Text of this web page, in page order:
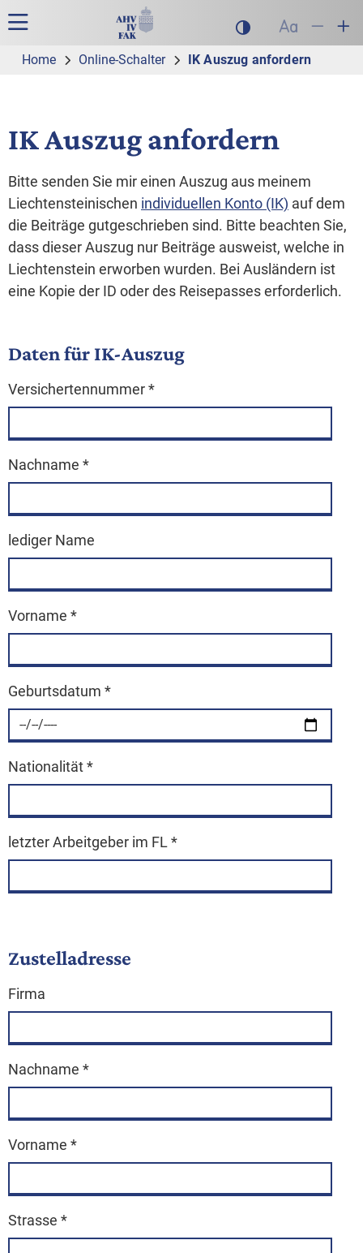
Zur Hauptnavigation
Zum Inhalt
Suche
Hauptnavigation Dunklen Modus
Schrift auf
Schrift
Home Online-Schalter IK Auszug anfordern
IK Auszug anfordern
Bitte senden Sie mir einen Auszug aus meinem
Liechtensteinischen individuellen Konto (IK) auf dem
die Beiträge gutgeschrieben sind. Bitte beachten Sie,
dass dieser Auszug nur Beiträge ausweist, welche in
Liechtenstein erworben wurden. Bei Ausländern ist
eine Kopie der ID oder des Reisepasses erforderlich.
Daten für IK-Auszug
Versichertennummer*
Nachname *
lediger Name
Vorname *
Geburtsdatum *
Nationalität*
letzter Arbeitgeber im FL *
Zustelladresse
Firma
Nachname *
Vorname *
Strasse *